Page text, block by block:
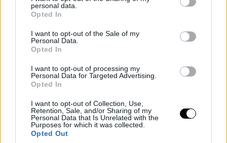
personal data.
Opted In
I want to opt-out of the Sale of my
Personal Data.
Opted In
I want to opt-out of processing my
Personal Data for Targeted Advertising.
Opted In
I want to opt-out of Collection, Use,
Retention, Sale, and/or Sharing of my
Personal Data that Is Unrelated with the
Purposes for which it was collected.
Opted Out